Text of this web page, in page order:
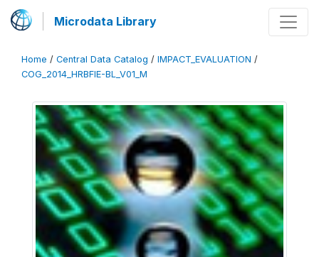
Microdata Library
Home / Central Data Catalog / IMPACT_EVALUATION /
COG_2014_HRBFIE-BL_V01_M